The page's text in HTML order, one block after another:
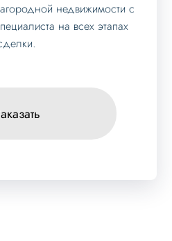
недвижимости с
на всех этапах